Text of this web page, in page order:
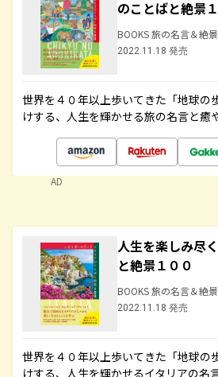
のことばと絶景
BOOKS 旅の名言＆絶景
2022.11.18 発売
世界を４０年以上歩いてきた「地球の
けする、人生を輝かせる旅の名言と癒
AD
人生を楽しみ尽
と絶景１００
BOOKS 旅の名言＆絶景
2022.11.18 発売
世界を４０年以上歩いてきた「地球の
けする、人生を輝かせるイタリアの名